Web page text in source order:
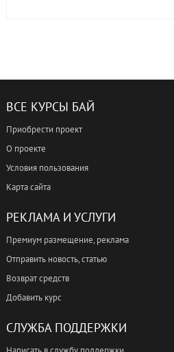
ВСЕ КУРСЫ БАЙ
Приобрести проект
О проекте
Условия пользования
Карта сайта
РЕКЛАМА И УСЛУГИ
Премиум размещение, реклама
Отправить новость, статью
Возврат средств
Добавить курс
СЛУЖБА ПОДДЕРЖКИ